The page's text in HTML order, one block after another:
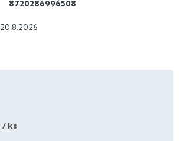
20.8.2026
/ ks
8720286996508